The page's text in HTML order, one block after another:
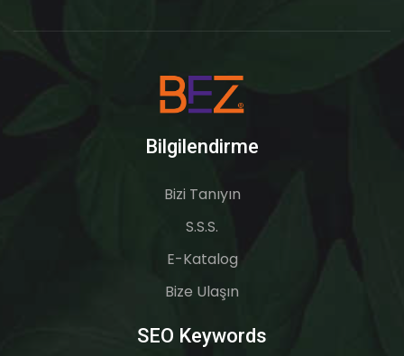
Bilgilendirme
Bizi Tanıyın
S.S.S.
E-Katalog
Bize Ulaşın
SEO Keywords